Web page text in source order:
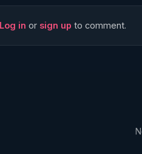
rgnr.li/ymag
Log in or sign up to comment.